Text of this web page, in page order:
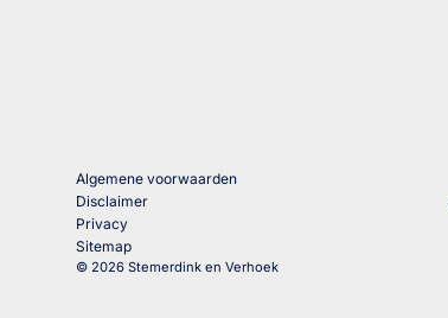
Algemene voorwaarden
Disclaimer
Privacy
Sitemap
© 2026 Stemerdink en Verhoek